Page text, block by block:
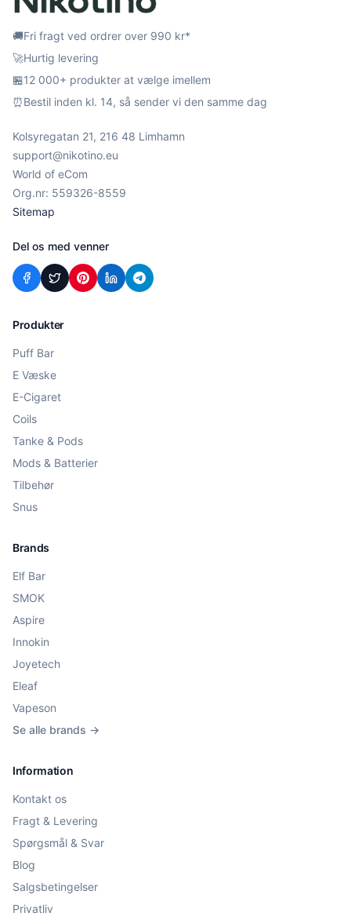
🚚Fri fragt ved ordrer over 990 kr*
🚀Hurtig levering
🏪12 000+ produkter at vælge imellem
⏰Bestil inden kl. 14, så sender vi den samme dag
Kolsyregatan 21, 216 48 Limhamn
support@nikotino.eu
World of eCom
Org.nr: 559326-8559
Sitemap
Del os med venner
Produkter
Puff Bar
E Væske
E-Cigaret
Coils
Tanke & Pods
Mods & Batterier
Tilbehør
Snus
Brands
Elf Bar
SMOK
Aspire
Innokin
Joyetech
Eleaf
Vapeson
Se alle brands →
Information
Kontakt os
Fragt & Levering
Spørgsmål & Svar
Blog
Salgsbetingelser
Privatliv